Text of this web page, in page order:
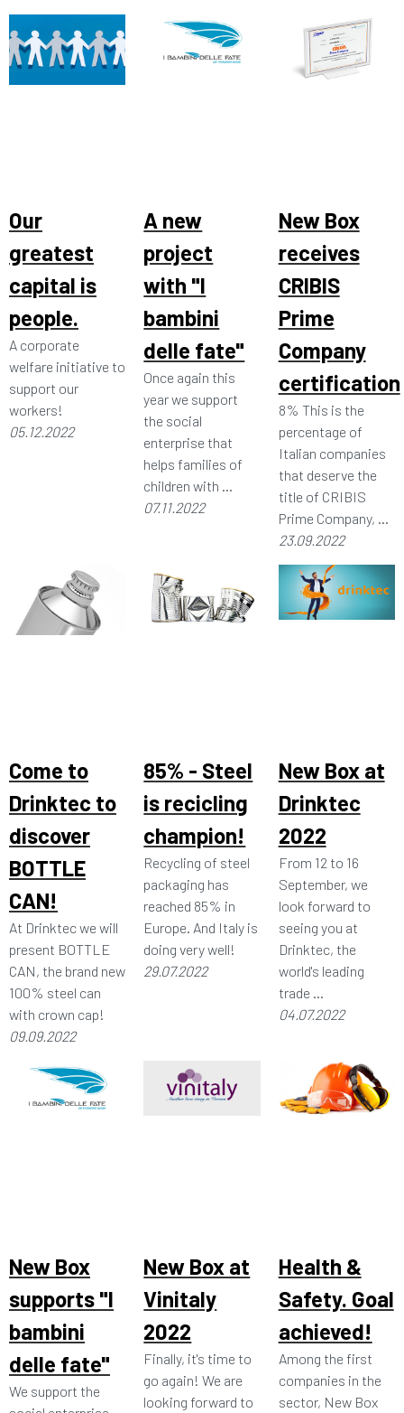
Our
greatest
capital is
people.
A corporate
welfare initiative to
support our
workers!
05.12.2022
A new
project
with "I
bambini
delle fate"
Once again this
year we support
the social
enterprise that
helps families of
children with ...
07.11.2022
New Box
receives
CRIBIS
Prime
Company
certification
8% This is the
percentage of
Italian companies
that deserve the
title of CRIBIS
Prime Company, ...
23.09.2022
Come to
Drinktec to
discover
BOTTLE
CAN!
At Drinktec we will
present BOTTLE
CAN, the brand new
100% steel can
with crown cap!
09.09.2022
85% - Steel
is recicling
champion!
Recycling of steel
packaging has
reached 85% in
Europe. And Italy is
doing very well!
29.07.2022
New Box at
Drinktec
2022
From 12 to 16
September, we
look forward to
seeing you at
Drinktec, the
world's leading
trade ...
04.07.2022
New Box
supports "I
bambini
delle fate"
We support the
New Box at
Vinitaly
2022
Finally, it's time to
go again! We are
looking forward to
Health &
Safety. Goal
achieved!
Among the first
companies in the
sector, New Box